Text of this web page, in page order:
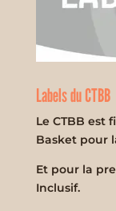
Labels du CTBB
Le CTBB est
Basket pour
Et pour la
Inclusif.